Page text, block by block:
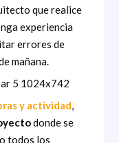
que realice
experiencia
errores de
mañana.
y actividad,
donde se
todos los